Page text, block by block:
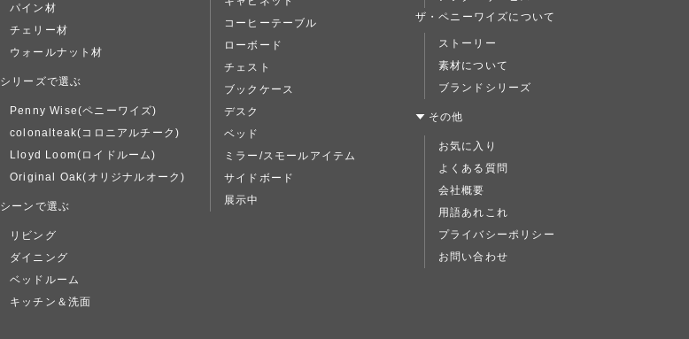
パイン材
チェリー材
ウォールナット材
シリーズで選ぶ
Penny Wise(ペニーワイズ)
colonalteak(コロニアルチーク)
Lloyd Loom(ロイドルーム)
Original Oak(オリジナルオーク)
シーンで選ぶ
リビング
ダイニング
ベッドルーム
キッチン＆洗面
コーヒーテーブル
ローボード
チェスト
ブックケース
デスク
ベッド
ミラー/スモールアイテム
サイドボード
展示中
ザ・ペニーワイズについて
ストーリー
素材について
ブランドシリーズ
その他
お気に入り
よくある質問
会社概要
用語あれこれ
プライバシーポリシー
お問い合わせ